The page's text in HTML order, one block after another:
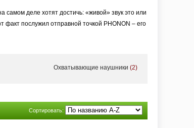
самом деле хотят достичь: «живой» звук это или
послужил отправной точкой PHONON – его
подходом к качеству производства.
Охватывающие наушники (2)
Сортировать: